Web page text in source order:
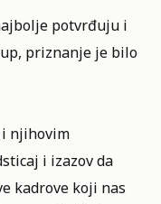
potvrđuju i
, priznanje je bilo
i njihovim
i izazov da
kadrove koji nas